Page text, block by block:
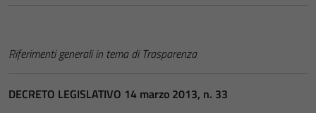
Riferimenti generali in tema di Trasparenza
DECRETO LEGISLATIVO 14 marzo 2013, n. 33